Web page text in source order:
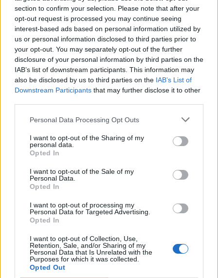
section to confirm your selection. Please note that after your
opt-out request is processed you may continue seeing
interest-based ads based on personal information utilized by
us or personal information disclosed to third parties prior to
your opt-out. You may separately opt-out of the further
disclosure of your personal information by third parties on the
IAB’s list of downstream participants. This information may
also be disclosed by us to third parties on the IAB’s List of
Downstream Participants that may further disclose it to other
Personal Data Processing Opt Outs
I want to opt-out of the Sharing of my
personal data.
Opted In
I want to opt-out of the Sale of my
Personal Data.
Opted In
I want to opt-out of processing my
Personal Data for Targeted Advertising.
Opted In
I want to opt-out of Collection, Use,
Retention, Sale, and/or Sharing of my
Personal Data that Is Unrelated with the
Purposes for which it was collected.
Opted Out
Anno di Fondazione: